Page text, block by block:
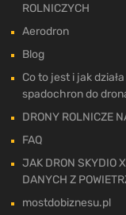
ROLNICZYCH
Aerodron
Blog
Co to jest i jak
spadochron do
DRONY ROLNICZE
FAQ
JAK DRON SKYDIO
DANYCH Z
mostdobiznesu.pl